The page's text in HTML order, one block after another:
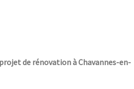
projet de rénovation à Chavannes-en-